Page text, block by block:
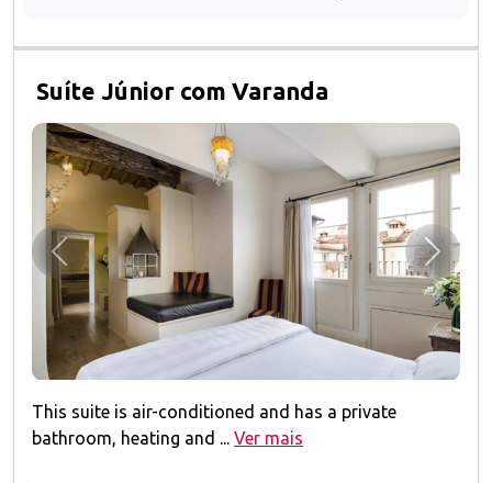
Suíte Júnior com Varanda
Anterior
This suite is air-conditioned and has a private
bathroom, heating and ...
Ver mais